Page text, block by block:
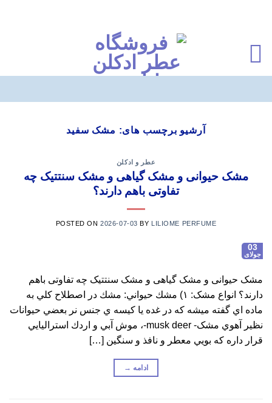
آرشیو برچسب های: مشک سفید
عطر و ادکلن
مشک حیوانی و مشک گیاهی و مشک سنتتیک چه
تفاوتی باهم دارند؟
POSTED ON2026-07-03 BY LILIOME PERFUME
03
جولای
مشک حیوانی و مشک گیاهی و مشک سنتتیک چه تفاوتی باهم
دارند؟ انواع مشک: ١) مشك حيواني: مشك در اصطلاح كلي به
ماده اي گفته ميشه كه در غده يا كيسه ي جنس نر بعضي حيوانات
نظير آهوي مشک- musk deer-، موش آبي و اردك استراليايي
قرار داره كه بويي معطر و نافذ و سنگين […]
ادامه →